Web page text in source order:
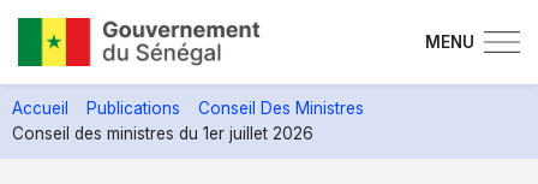
au
contenu
MENU
Accueil Publications
Conseil Des Ministres
Conseil des ministres du 1er juillet 2026